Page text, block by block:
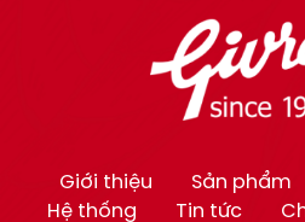
Giới thiệu Sản phẩm
Hệ thống
Tin tức